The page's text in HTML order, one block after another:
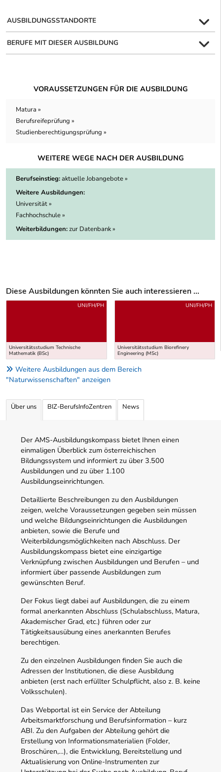
AUSBILDUNGSSTANDORTE
BERUFE MIT DIESER AUSBILDUNG
VORAUSSETZUNGEN FÜR DIE AUSBILDUNG
Matura »
Berufsreifeprüfung »
Studienberechtigungsprüfung »
WEITERE WEGE NACH DER AUSBILDUNG
Berufseinstieg:aktuelle Jobangebote »
Weitere Ausbildungen:
Universität »
Fachhochschule »
Weiterbildungen:zur Datenbank »
Diese Ausbildungen könnten Sie auch interessieren ...
Uber weitere Ausbildungsvorschläge
Universitätsstudium Technische
Mathematik (BSc)
UNI/FH/PH
Universitätsstudium Biorefinery
Engineering (MSc)
UNI/FH/PH
Weitere Ausbildungen aus dem Bereich
"Naturwissenschaften" anzeigen
Über uns BIZ-BerufsInfoZentren News
Der AMS-Ausbildungskompass bietet Ihnen einen
einmaligen Überblick zum österreichischen
Bildungssystem und informiert zu über 3.500
Ausbildungen und zu über 1.100
Ausbildungseinrichtungen.
Detaillierte Beschreibungen zu den Ausbildungen
zeigen, welche Voraussetzungen gegeben sein müssen
und welche Bildungseinrichtungen die Ausbildungen
anbieten, sowie die Berufe und
Weiterbildungsmöglichkeiten nach Abschluss. Der
Ausbildungskompass bietet eine einzigartige
Verknüpfung zwischen Ausbildungen und Berufen – und
informiert über passende Ausbildungen zum
gewünschten Beruf.
Der Fokus liegt dabei auf Ausbildungen, die zu einem
formal anerkannten Abschluss (Schulabschluss, Matura,
Akademischer Grad, etc.) führen oder zur
Tätigkeitsausübung eines anerkannten Berufes
berechtigen.
Zu den einzelnen Ausbildungen finden Sie auch die
Adressen der Institutionen, die diese Ausbildung
anbieten (erst nach erfüllter Schulpflicht, also z. B. keine
Volksschulen).
Das Webportal ist ein Service der Abteilung
Arbeitsmarktforschung und Berufsinformation – kurz
ABI. Zu den Aufgaben der Abteilung gehört die
Erstellung von Informationsmaterialien (Folder,
Broschüren,…), die Entwicklung, Bereitstellung und
Aktualisierung von Online-Instrumenten zur